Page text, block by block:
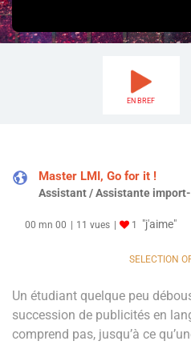
EN BREF
Master LMI, Go for it !
Assistant / Assistante
00 mn 00 11 vues 1 "j'aime"
SELECTION
Un étudiant quelque peu
succession de publicités en
comprend pas, jusqu’à ce